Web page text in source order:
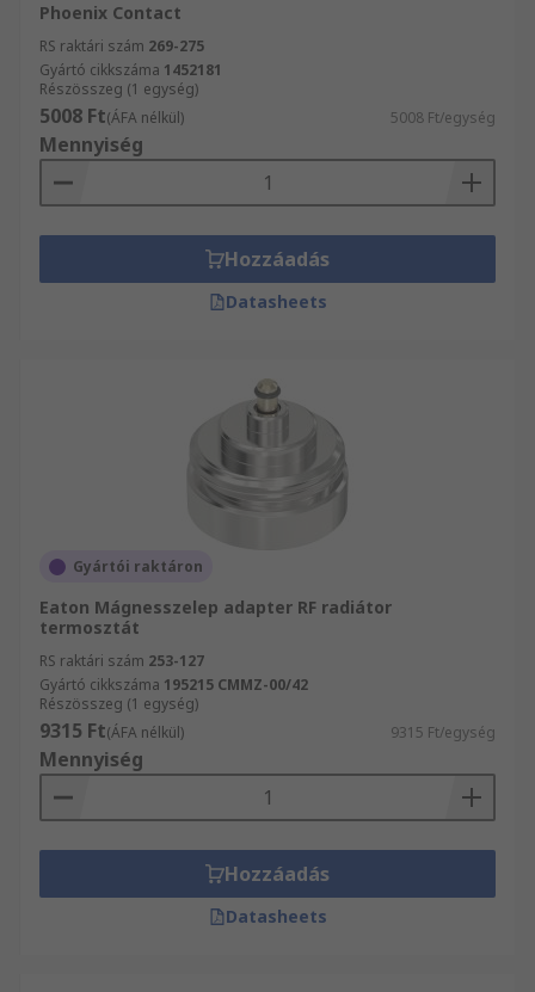
Phoenix Contact
RS raktári szám 269-275
Gyártó cikkszáma 1452181
Részösszeg (1 egység)
5008 Ft(ÁFA nélkül) 5008 Ft/egység
Mennyiség
Hozzáadás
Datasheets
Gyártói raktáron
Eaton Mágnesszelep adapter RF radiátor
termosztát
RS raktári szám 253-127
Gyártó cikkszáma 195215 CMMZ-00/42
Részösszeg (1 egység)
9315 Ft(ÁFA nélkül) 9315 Ft/egység
Mennyiség
Hozzáadás
Datasheets